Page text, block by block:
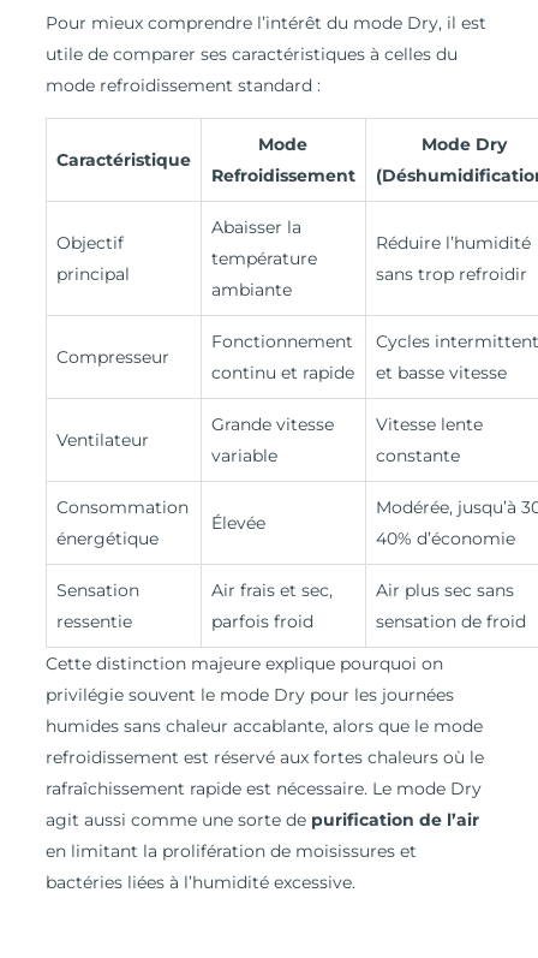
Pour mieux comprendre l’intérêt du mode Dry, il est
utile de comparer ses caractéristiques à celles du
mode refroidissement standard :
Caractéristique
Mode
Refroidissement
Mode Dry
Objectif
principal
Abaisser la
température
ambiante
Réduire l’humidité
sans trop refroidir
Compresseur
Fonctionnement
continu et rapide
Cycles
et basse vitesse
Ventilateur
Grande vitesse
variable
Vitesse lente
constante
Consommation
énergétique
Élevée
Modérée, jusqu’à
40% d’économie
Sensation
ressentie
Air frais et sec,
parfois froid
Air plus sec sans
sensation de froid
Cette distinction majeure explique pourquoi on
privilégie souvent le mode Dry pour les journées
humides sans chaleur accablante, alors que le mode
refroidissement est réservé aux fortes chaleurs où le
rafraîchissement rapide est nécessaire. Le mode Dry
agit aussi comme une sorte de purification de l’air
en limitant la prolifération de moisissures et
bactéries liées à l’humidité excessive.